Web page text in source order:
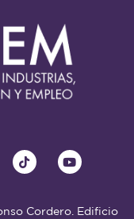
Cordero. Edificio